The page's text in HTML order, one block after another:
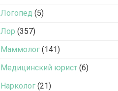
Логопед (5)
Лор (357)
Маммолог (141)
Медицинский юрист (6)
Нарколог (21)